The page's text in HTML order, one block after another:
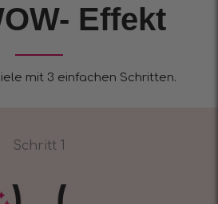
Effekt
mit 3 einfachen Schritten.
Schritt 1